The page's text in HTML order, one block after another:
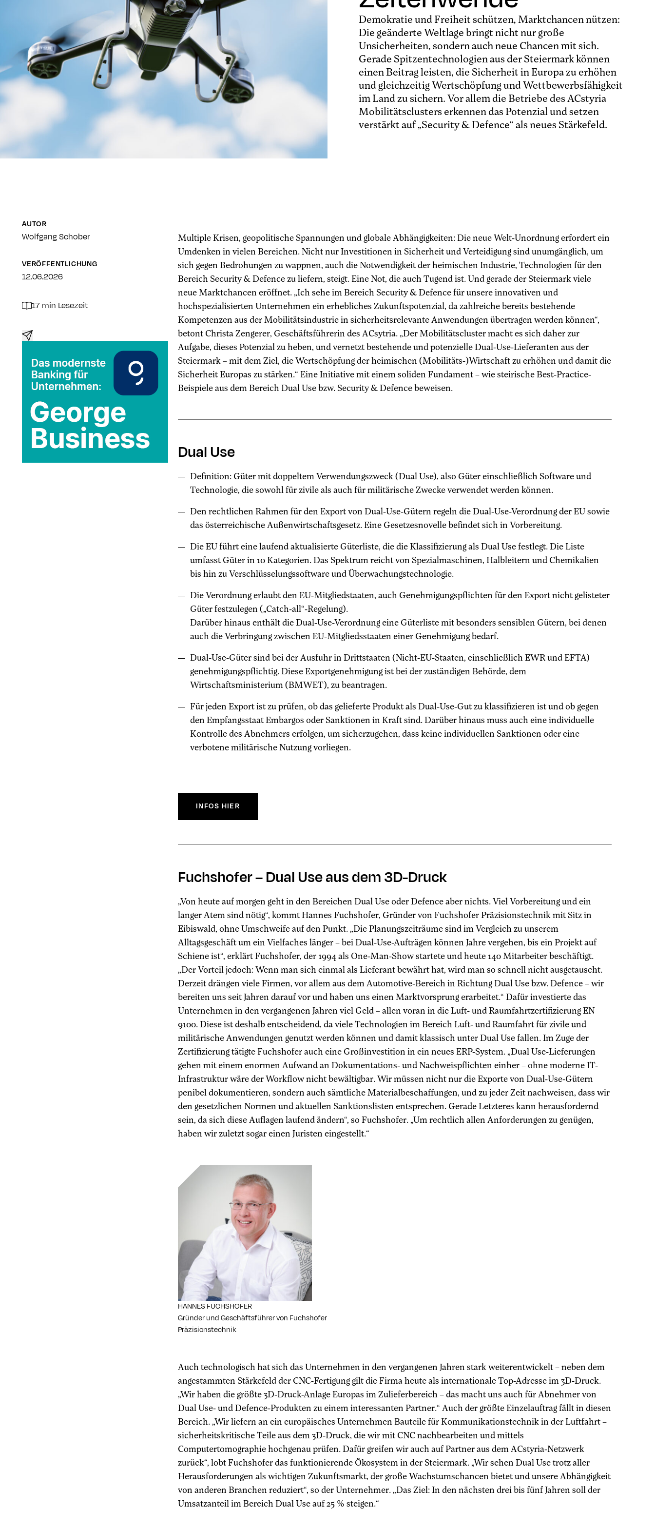
Demokratie und Freiheit schützen, Marktchancen nützen:
Die geänderte Weltlage bringt nicht nur große
Unsicherheiten, sondern auch neue Chancen mit sich.
Gerade Spitzentechnologien aus der Steiermark können
einen Beitrag leisten, die Sicherheit in Europa zu erhöhen
und gleichzeitig Wertschöpfung und Wettbewerbsfähigkeit
im Land zu sichern. Vor allem die Betriebe des ACstyria
Mobilitätsclusters erkennen das Potenzial und setzen
verstärkt auf „Security & Defence“ als neues Stärkefeld.
AUTOR
Wolfgang Schober
VERÖFFENTLICHUNG
12.06.2026
17 min Lesezeit
Multiple Krisen, geopolitische Spannungen und globale Abhängigkeiten: Die neue Welt-Unordnung erfordert ein
Umdenken in vielen Bereichen. Nicht nur Investitionen in Sicherheit und Verteidigung sind unumgänglich, um
sich gegen Bedrohungen zu wappnen, auch die Notwendigkeit der heimischen Industrie, Technologien für den
Bereich Security & Defence zu liefern, steigt. Eine Not, die auch Tugend ist. Und gerade der Steiermark viele
neue Marktchancen eröffnet. „Ich sehe im Bereich Security & Defence für unsere innovativen und
hochspezialisierten Unternehmen ein erhebliches Zukunftspotenzial, da zahlreiche bereits bestehende
Kompetenzen aus der Mobilitätsindustrie in sicherheitsrelevante Anwendungen übertragen werden können“,
betont Christa Zengerer, Geschäftsführerin des ACsytria. „Der Mobilitätscluster macht es sich daher zur
Aufgabe, dieses Potenzial zu heben, und vernetzt bestehende und potenzielle Dual-Use-Lieferanten aus der
Steiermark – mit dem Ziel, die Wertschöpfung der heimischen (Mobilitäts-)Wirtschaft zu erhöhen und damit die
Sicherheit Europas zu stärken.“ Eine Initiative mit einem soliden Fundament – wie steirische Best-Practice-
Beispiele aus dem Bereich Dual Use bzw. Security & Defence beweisen.
Dual Use
Definition: Güter mit doppeltem Verwendungszweck (Dual Use), also Güter einschließlich Software und
Technologie, die sowohl für zivile als auch für militärische Zwecke verwendet werden können.
Den rechtlichen Rahmen für den Export von Dual-Use-Gütern regeln die Dual-Use-Verordnung der EU sowie
das österreichische Außenwirtschaftsgesetz. Eine Gesetzesnovelle befindet sich in Vorbereitung.
Die EU führt eine laufend aktualisierte Güterliste, die die Klassifizierung als Dual Use festlegt. Die Liste
umfasst Güter in 10 Kategorien. Das Spektrum reicht von Spezialmaschinen, Halbleitern und Chemikalien
bis hin zu Verschlüsselungssoftware und Überwachungstechnologie.
Die Verordnung erlaubt den EU-Mitgliedstaaten, auch Genehmigungspflichten für den Export nicht gelisteter
Güter festzulegen („Catch-all“-Regelung).
Darüber hinaus enthält die Dual-Use-Verordnung eine Güterliste mit besonders sensiblen Gütern, bei denen
auch die Verbringung zwischen EU-Mitgliedsstaaten einer Genehmigung bedarf.
Dual-Use-Güter sind bei der Ausfuhr in Drittstaaten (Nicht-EU-Staaten, einschließlich EWR und EFTA)
genehmigungspflichtig. Diese Exportgenehmigung ist bei der zuständigen Behörde, dem
Wirtschaftsministerium (BMWET), zu beantragen.
Für jeden Export ist zu prüfen, ob das gelieferte Produkt als Dual-Use-Gut zu klassifizieren ist und ob gegen
den Empfangsstaat Embargos oder Sanktionen in Kraft sind. Darüber hinaus muss auch eine individuelle
Kontrolle des Abnehmers erfolgen, um sicherzugehen, dass keine individuellen Sanktionen oder eine
verbotene militärische Nutzung vorliegen.
INFOS HIER
Fuchshofer – Dual Use aus dem 3D-Druck
„Von heute auf morgen geht in den Bereichen Dual Use oder Defence aber nichts. Viel Vorbereitung und ein
langer Atem sind nötig“, kommt Hannes Fuchshofer, Gründer von Fuchshofer Präzisionstechnik mit Sitz in
Eibiswald, ohne Umschweife auf den Punkt. „Die Planungszeiträume sind im Vergleich zu unserem
Alltagsgeschäft um ein Vielfaches länger – bei Dual-Use-Aufträgen können Jahre vergehen, bis ein Projekt auf
Schiene ist“, erklärt Fuchshofer, der 1994 als One-Man-Show startete und heute 140 Mitarbeiter beschäftigt.
„Der Vorteil jedoch: Wenn man sich einmal als Lieferant bewährt hat, wird man so schnell nicht ausgetauscht.
Derzeit drängen viele Firmen, vor allem aus dem Automotive-Bereich in Richtung Dual Use bzw. Defence – wir
bereiten uns seit Jahren darauf vor und haben uns einen Marktvorsprung erarbeitet.“ Dafür investierte das
Unternehmen in den vergangenen Jahren viel Geld – allen voran in die Luft- und Raumfahrtzertifizierung EN
9100. Diese ist deshalb entscheidend, da viele Technologien im Bereich Luft- und Raumfahrt für zivile und
militärische Anwendungen genutzt werden können und damit klassisch unter Dual Use fallen. Im Zuge der
Zertifizierung tätigte Fuchshofer auch eine Großinvestition in ein neues ERP-System. „Dual Use-Lieferungen
gehen mit einem enormen Aufwand an Dokumentations- und Nachweispflichten einher – ohne moderne IT-
Infrastruktur wäre der Workflow nicht bewältigbar. Wir müssen nicht nur die Exporte von Dual-Use-Gütern
penibel dokumentieren, sondern auch sämtliche Materialbeschaffungen, und zu jeder Zeit nachweisen, dass wir
den gesetzlichen Normen und aktuellen Sanktionslisten entsprechen. Gerade Letzteres kann herausfordernd
sein, da sich diese Auflagen laufend ändern“, so Fuchshofer. „Um rechtlich allen Anforderungen zu genügen,
haben wir zuletzt sogar einen Juristen eingestellt.“
HANNES FUCHSHOFER
Gründer und Geschäftsführer von Fuchshofer
Präzisionstechnik
Auch technologisch hat sich das Unternehmen in den vergangenen Jahren stark weiterentwickelt – neben dem
angestammten Stärkefeld der CNC-Fertigung gilt die Firma heute als internationale Top-Adresse im 3D-Druck.
„Wir haben die größte 3D-Druck-Anlage Europas im Zulieferbereich – das macht uns auch für Abnehmer von
Dual Use- und Defence-Produkten zu einem interessanten Partner.“ Auch der größte Einzelauftrag fällt in diesen
Bereich. „Wir liefern an ein europäisches Unternehmen Bauteile für Kommunikationstechnik in der Luftfahrt –
sicherheitskritische Teile aus dem 3D-Druck, die wir mit CNC nachbearbeiten und mittels
Computertomographie hochgenau prüfen. Dafür greifen wir auch auf Partner aus dem ACstyria-Netzwerk
zurück“, lobt Fuchshofer das funktionierende Ökosystem in der Steiermark. „Wir sehen Dual Use trotz aller
Herausforderungen als wichtigen Zukunftsmarkt, der große Wachstumschancen bietet und unsere Abhängigkeit
von anderen Branchen reduziert“, so der Unternehmer. „Das Ziel: In den nächsten drei bis fünf Jahren soll der
Umsatzanteil im Bereich Dual Use auf 25 % steigen.“